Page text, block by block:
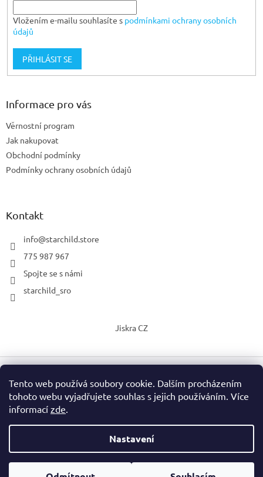
Tento web používá soubory cookie. Dalším procházením
tohoto webu vyjadřujete souhlas s jejich používáním. Více
informací zde.
Nastavení
Vážení zákazníci, o prázdninách mohou být dodací lhůty delší, než
je zobrazeno v detailu výrobku. Neváhejte si ověřit termín
Vložením e-mailu souhlasíte s podmínkami ochrany osobních
údajů
PŘIHLÁSIT SE
Informace pro vás
Věrnostní program
Jak nakupovat
Obchodní podmínky
Podmínky ochrany osobních údajů
Kontakt
info@starchild.store
775 987 967
Spojte se s námi
starchild_sro
Jiskra CZ
Vytvořil Shoptet
Upravit nastavení cookies
Podle zákona o evidenci tržeb je prodávající povinen vystavit